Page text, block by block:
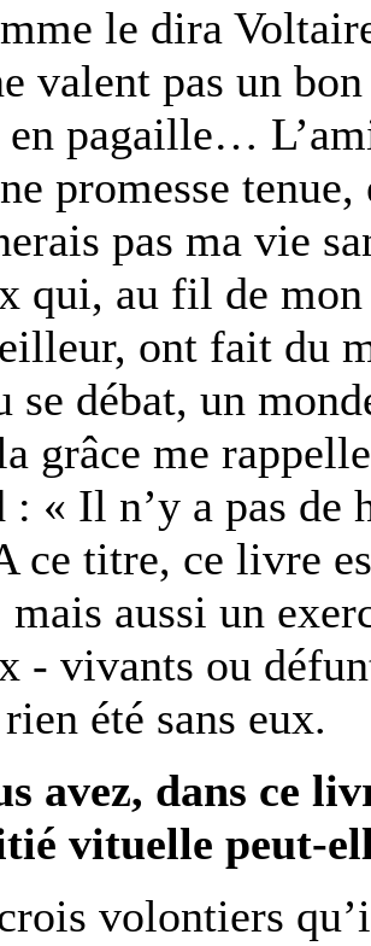
le dira
valent pas un
en pagaille…
promesse
pas ma vie
qui, au fil de
ont fait du
se débat, un
grâce me
: « Il n’y a pas de
ce titre, ce livre
aussi un
- vivants ou
été sans eux.
avez, dans ce
vituelle peut-
volontiers